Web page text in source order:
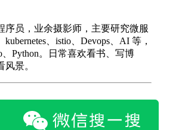
序员，业余摄影师，主要研究微服
、istio、Devops、AI 等，
Python。日常喜欢看书、写博
景。